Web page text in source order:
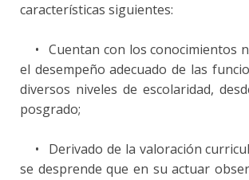
características siguientes:
• Cuentan con los conocimientos
el desempeño adecuado de las
diversos niveles de escolaridad,
posgrado;
•
Derivado de la valoración
se desprende que en su actuar